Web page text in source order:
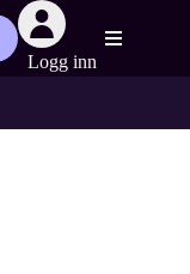
Logg inn